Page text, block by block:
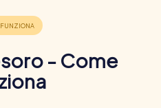
- Come